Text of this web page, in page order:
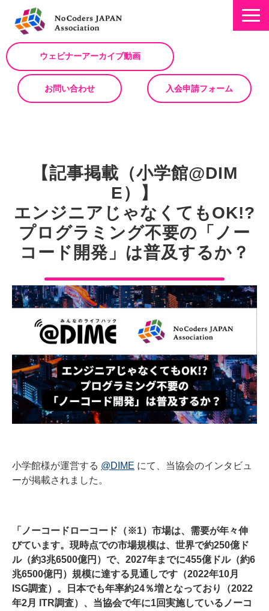
ウェビナーアーカイブ動画
お問い合わせ 入会申請フォーム
NoCodeサミット
イベント一覧
入会について
No Code サービスを動画で紹介
ノーコードコラム
【記事掲載（小学館@DIM
E）】
エンジニアじゃなくてもOK!?
プログラミング不要の「ノー
コード開発」は普及するか？
小学館様が運営する @DIME にて、当協会のインタビュ
ーが掲載されました。
「ノーコードローコード（※1）市場は、需要が年々伸
びています。現時点での市場規模は、世界で約250億ド
ル（約3兆6500億円）で、2027年までに455億ドル（約6
兆6500億円）規模に達する見通しです（2022年10月
ISG調査）。日本でも年率約24％増となっており（2022
年2月 ITR調査）、当協会で年に1回実施しているノーコ